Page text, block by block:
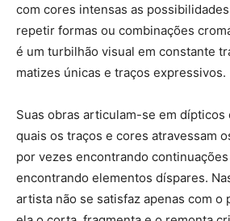
com cores intensas as
repetir formas ou combinações
é um turbilhão visual em constante
matizes únicas e traços expressivos.
Suas obras articulam-se em dípticos
quais os traços e cores atravessam
por vezes encontrando
encontrando elementos díspares.
artista não se satisfaz apenas com o